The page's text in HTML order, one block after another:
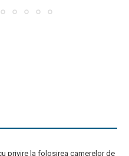
privire la folosirea camerelor de